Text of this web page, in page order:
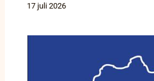
17 juli 2026